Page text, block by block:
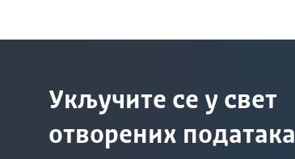
Укључите се у свет
отворених података